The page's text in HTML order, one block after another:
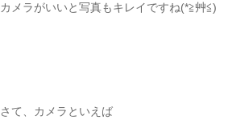
カメラがいいと写真もキレイですね(*≧艸≦)
さて、カメラといえば